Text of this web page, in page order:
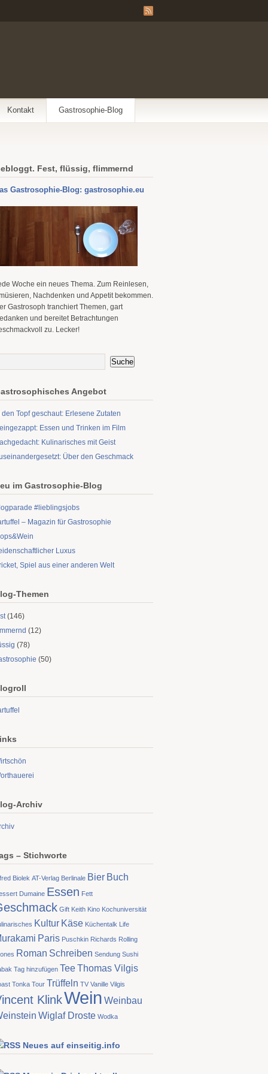
Kontakt Gastrosophie-Blog
Fest, flüssig, flimmernd
Gastrosophie-Blog: gastrosophie.eu
Woche ein neues Thema. Zum Reinlesen,
Nachdenken und Appetit bekommen.
Gastrosoph tranchiert Themen, gart
und bereitet Betrachtungen
zu. Lecker!
Angebot
den Topf geschaut: Erlesene Zutaten
Essen und Trinken im Film
Kulinarisches mit Geist
Über den Geschmack
im Gastrosophie-Blog
#lieblingsjobs
– Magazin für Gastrosophie
Luxus
Spiel aus einer anderen Welt
Themen
(146)
(12)
(78)
(50)
Archiv
– Stichworte
Biolek AT-Verlag Berlinale Bier Buch
Dumaine Essen Fett
Gift Keith Kino Kochuniversität
Kultur Käse Küchentalk Life
Paris Puschkin Richards Rolling
Roman Schreiben Sendung Sushi
Tag hinzufügen TeeThomas Vilgis
Tonka Tour Trüffeln TV Vanille Vilgis
KlinkWein Weinbau
Wiglaf Droste Wodka
Neues auf einseitig.info